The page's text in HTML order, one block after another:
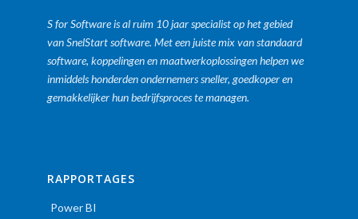
S for Software is al ruim 10 jaar specialist op het gebied
van SnelStart software. Met een juiste mix van standaard
software, koppelingen en maatwerkoplossingen helpen we
inmiddels honderden ondernemers sneller, goedkoper en
gemakkelijker hun bedrijfsproces te managen.
RAPPORTAGES
Power BI